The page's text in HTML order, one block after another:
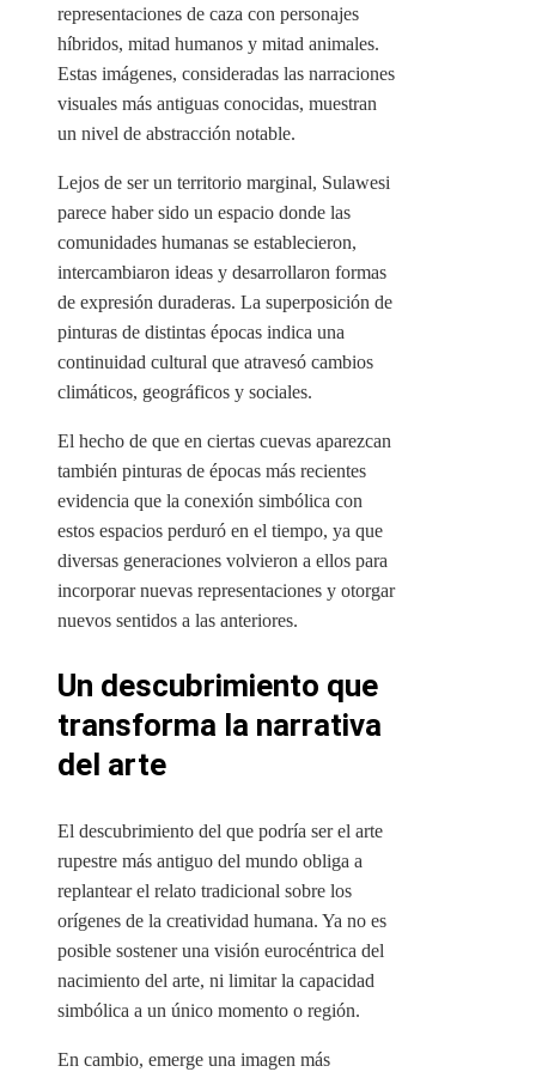
representaciones de caza con personajes
híbridos, mitad humanos y mitad animales.
Estas imágenes, consideradas las narraciones
visuales más antiguas conocidas, muestran
un nivel de abstracción notable.
Lejos de ser un territorio marginal, Sulawesi
parece haber sido un espacio donde las
comunidades humanas se establecieron,
intercambiaron ideas y desarrollaron formas
de expresión duraderas. La superposición de
pinturas de distintas épocas indica una
continuidad cultural que atravesó cambios
climáticos, geográficos y sociales.
El hecho de que en ciertas cuevas aparezcan
también pinturas de épocas más recientes
evidencia que la conexión simbólica con
estos espacios perduró en el tiempo, ya que
diversas generaciones volvieron a ellos para
incorporar nuevas representaciones y otorgar
nuevos sentidos a las anteriores.
Un descubrimiento que
transforma la narrativa
del arte
El descubrimiento del que podría ser el arte
rupestre más antiguo del mundo obliga a
replantear el relato tradicional sobre los
orígenes de la creatividad humana. Ya no es
posible sostener una visión eurocéntrica del
nacimiento del arte, ni limitar la capacidad
simbólica a un único momento o región.
En cambio, emerge una imagen más